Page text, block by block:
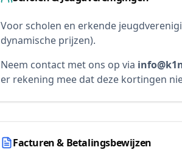
Voor scholen en erkende
dynamische prijzen).
Neem contact met ons op via
er rekening mee dat deze kortingen
Facturen & Betalingsbewijzen